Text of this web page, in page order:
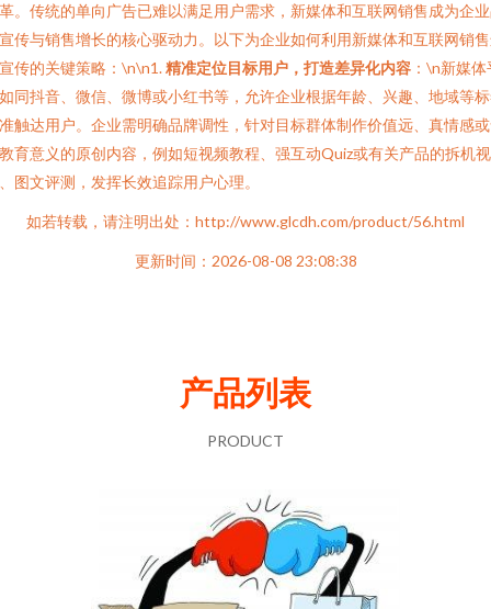
。传统的单向广告已难以满足用户需求，新媒体和互联网销售成为企
传与销售增长的核心驱动力。以下为企业如何利用新媒体和互联网销
传的关键策略：\n\n1.精准定位目标用户，打造差异化内容 ：\n新媒体
同抖音、微信、微博或小红书等，允许企业根据年龄、兴趣、地域等
触达用户。企业需明确品牌调性，针对目标群体制作价值远、真情感
育意义的原创内容，例如短视频教程、强互动Quiz或有关产品的拆机视
图文评测，发挥长效追踪用户心理。
如若转载，请注明出处：http://www.glcdh.com/product/56.html
更新时间：2026-08-08 23:08:38
产品列表
PRODUCT